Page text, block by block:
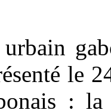
le
: la